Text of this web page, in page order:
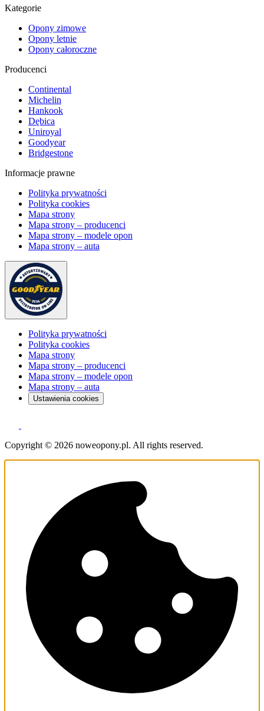
Kategorie
Opony zimowe
Opony letnie
Opony całoroczne
Producenci
Continental
Michelin
Hankook
Dębica
Uniroyal
Goodyear
Bridgestone
Informacje prawne
Polityka prywatności
Polityka cookies
Mapa strony
Mapa strony – producenci
Mapa strony – modele opon
Mapa strony – auta
Polityka prywatności
Polityka cookies
Mapa strony
Mapa strony – producenci
Mapa strony – modele opon
Mapa strony – auta
Ustawienia cookies
Copyright © 2026 noweopony.pl. All rights reserved.